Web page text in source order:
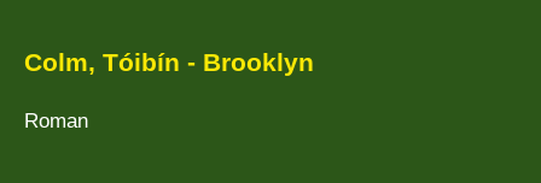
Colm, Tóibín - Brooklyn
Roman